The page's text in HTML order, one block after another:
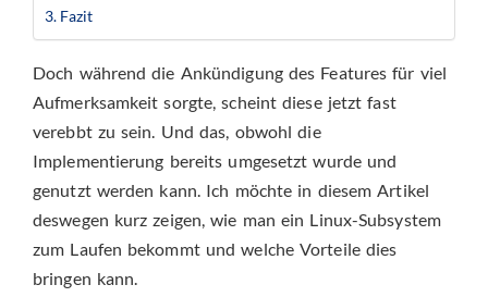
Fazit
Doch während die Ankündigung des Features für viel
Aufmerksamkeit sorgte, scheint diese jetzt fast
verebbt zu sein. Und das, obwohl die
Implementierung bereits umgesetzt wurde und
genutzt werden kann. Ich möchte in diesem Artikel
deswegen kurz zeigen, wie man ein Linux-Subsystem
zum Laufen bekommt und welche Vorteile dies
bringen kann.